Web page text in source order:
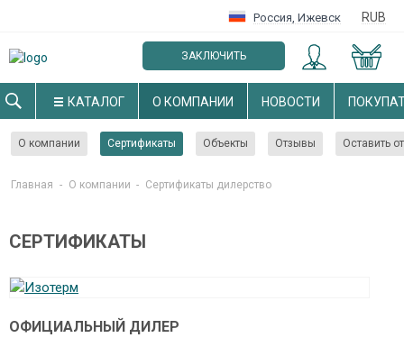
Россия, Ижевск RUB
ЗАКЛЮЧИТЬ
ОПТОВЫЙ ДОГОВОР
КАТАЛОГ О КОМПАНИИ НОВОСТИ
О компании Сертификаты Объекты Отзывы Оставить
Главная - О компании - Cертификаты дилерство
СЕРТИФИКАТЫ
ОФИЦИАЛЬНЫЙ ДИЛЕР